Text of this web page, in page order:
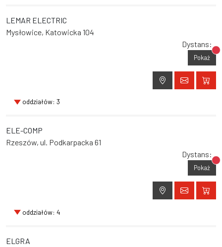
LEMAR ELECTRIC
Mysłowice, Katowicka 104
Dystans:
Pokaż
oddziałów: 3
ELE-COMP
Rzeszów, ul. Podkarpacka 61
Dystans:
Pokaż
oddziałów: 4
ELGRA